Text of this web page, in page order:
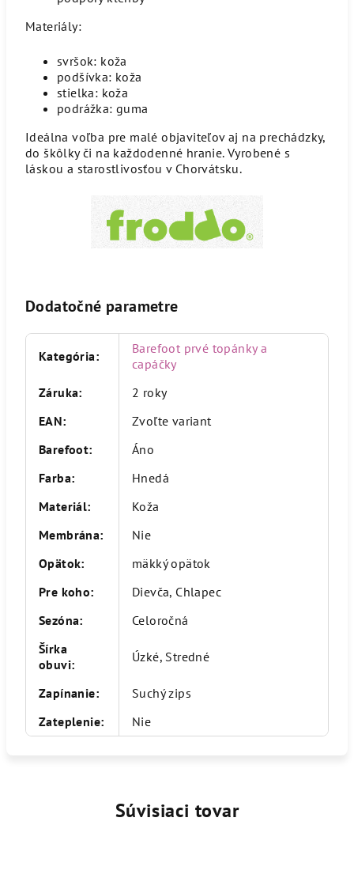
Materiály:
svršok: koža
podšívka: koža
stielka: koža
podrážka: guma
Ideálna voľba pre malé objaviteľov aj na prechádzky,
do škôlky či na každodenné hranie. Vyrobené s
láskou a starostlivosťou v Chorvátsku.
Dodatočné parametre
Kategória:
Barefoot prvé topánky a
capáčky
Záruka:
2 roky
EAN:
Zvoľte variant
Barefoot:
Áno
Farba:
Hnedá
Materiál:
Koža
Membrána:
Nie
Opätok:
mäkký opätok
Pre koho:
Dievča, Chlapec
Sezóna:
Celoročná
Šírka
obuvi: Úzké, Stredné
Zapínanie:
Suchý zips
Zateplenie: Nie
Súvisiaci tovar